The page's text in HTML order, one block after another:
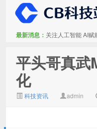
最新消息： 关注人工智能 AI赋
平头哥真武
化
科技资讯 admin